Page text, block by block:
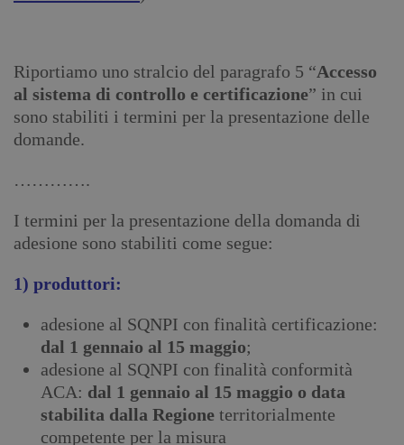
Riportiamo uno stralcio del paragrafo 5 “Accesso
al sistema di controllo e certificazione” in cui
sono stabiliti i termini per la presentazione delle
domande.
………….
I termini per la presentazione della domanda di
adesione sono stabiliti come segue:
1) produttori:
adesione al SQNPI con finalità certificazione:
dal 1 gennaio al 15 maggio;
adesione al SQNPI con finalità conformità
ACA: dal 1 gennaio al 15 maggio o data
stabilita dalla Regione territorialmente
competente per la misura